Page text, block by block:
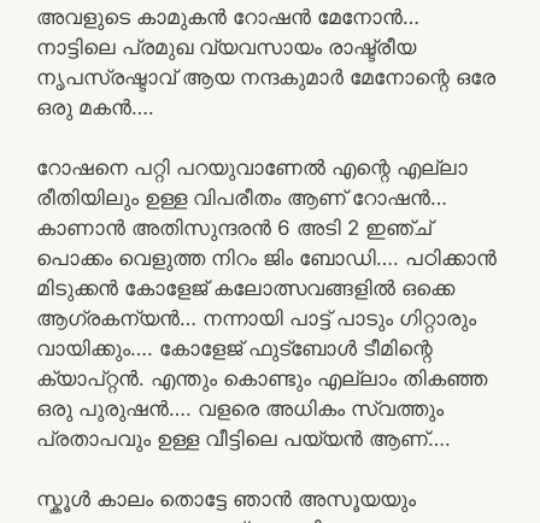
അവളുടെ കാമുകൻ റോഷൻ മേനോൻ…
നാട്ടിലെ പ്രമുഖ വ്യവസായം രാഷ്ട്രീയ
നൃപസ്രഷ്ടാവ് ആയ നന്ദകുമാർ മേനോന്റെ ഒരേ
ഒരു മകൻ….
റോഷനെ പറ്റി പറയുവാണേൽ എന്റെ എല്ലാ
രീതിയിലും ഉള്ള വിപരീതം ആണ് റോഷൻ…
കാണാൻ അതിസുന്ദരൻ 6 അടി 2 ഇഞ്ച്
പൊക്കം വെളുത്ത നിറം ജിം ബോഡി…. പഠിക്കാൻ
മിടുക്കൻ കോളേജ് കലോത്സവങ്ങളിൽ ഒക്കെ
ആഗ്രകന്യൻ… നന്നായി പാട്ട് പാടും ഗിറ്റാരും
വായിക്കും…. കോളേജ് ഫുട്ബോൾ ടീമിന്റെ
ക്യാപ്റ്റൻ. എന്തും കൊണ്ടും എല്ലാം തികഞ്ഞ
ഒരു പുരുഷൻ…. വളരെ അധികം സ്വത്തും
പ്രതാപവും ഉള്ള വീട്ടിലെ പയ്യൻ ആണ്….
സ്കൂൾ കാലം തൊട്ടേ ഞാൻ അസൂയയും